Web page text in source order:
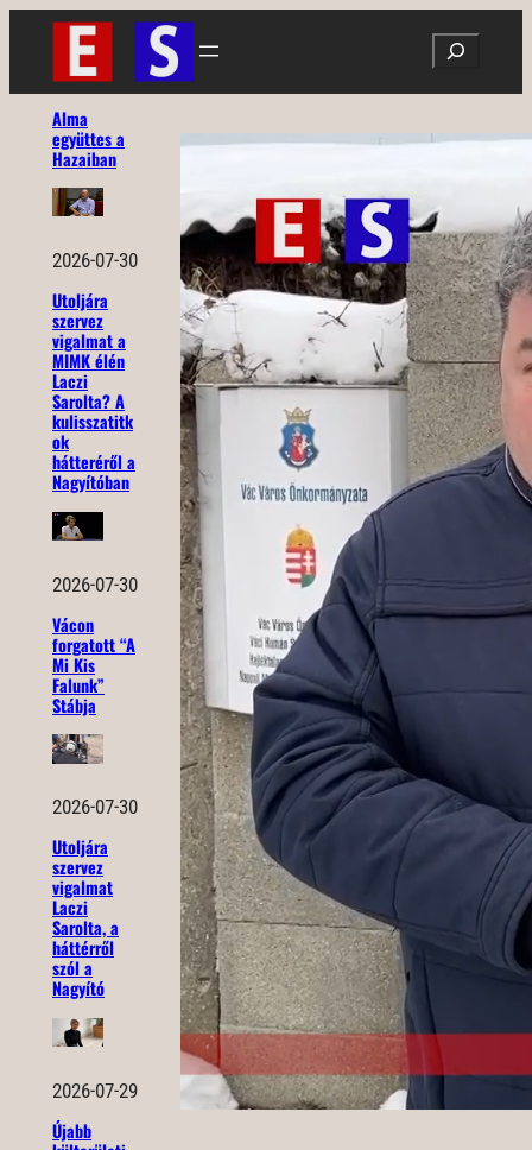
Ugrás
tartalomhoz
Search
Alma
együttes a
Hazaiban
2026-07-30
Utoljára
szervez
vigalmat a
MIMK élén
Laczi
Sarolta? A
kulisszatitk
ok
hátteréről a
Nagyítóban
2026-07-30
Vácon
forgatott “A
Mi Kis
Falunk”
Stábja
2026-07-30
Utoljára
szervez
vigalmat
Laczi
Sarolta, a
háttérről
szól a
Nagyító
2026-07-29
Újabb